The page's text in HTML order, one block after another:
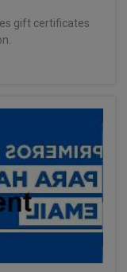
gift certificates